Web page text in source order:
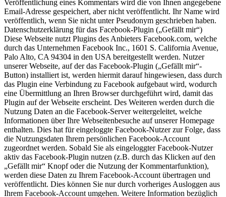
Veröffentlichung eines Kommentars wird die von Ihnen angegebene
Email‐Adresse gespeichert, aber nicht veröffentlicht. Ihr Name wird
veröffentlich, wenn Sie nicht unter Pseudonym geschrieben haben.
Datenschutzerklärung für das Facebook‐Plugin („Gefällt mir“)
Diese Webseite nutzt Plugins des Anbieters Facebook.com, welche
durch das Unternehmen Facebook Inc., 1601 S. California Avenue,
Palo Alto, CA 94304 in den USA bereitgestellt werden. Nutzer
unserer Webseite, auf der das Facebook‐Plugin („Gefällt mir“‐
Button) installiert ist, werden hiermit darauf hingewiesen, dass durch
das Plugin eine Verbindung zu Facebook aufgebaut wird, wodurch
eine Übermittlung an Ihren Browser durchgeführt wird, damit das
Plugin auf der Webseite erscheint. Des Weiteren werden durch die
Nutzung Daten an die Facebook‐Server weitergeleitet, welche
Informationen über Ihre Webseitenbesuche auf unserer Homepage
enthalten. Dies hat für eingeloggte Facebook‐Nutzer zur Folge, dass
die Nutzungsdaten Ihrem persönlichen Facebook‐Account
zugeordnet werden. Sobald Sie als eingeloggter Facebook‐Nutzer
aktiv das Facebook‐Plugin nutzen (z.B. durch das Klicken auf den
„Gefällt mir“ Knopf oder die Nutzung der Kommentarfunktion),
werden diese Daten zu Ihrem Facebook‐Account übertragen und
veröffentlicht. Dies können Sie nur durch vorheriges Ausloggen aus
Ihrem Facebook‐Account umgehen. Weitere Information bezüglich